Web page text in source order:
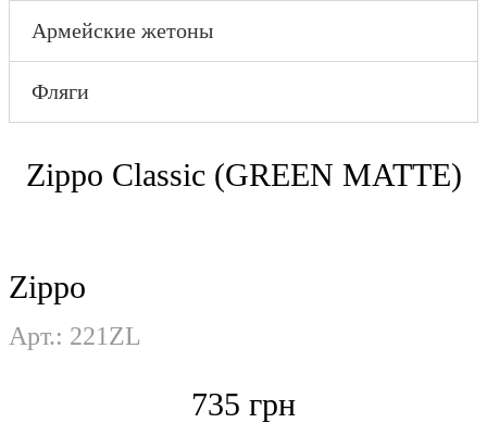
метала
Гравировка на
сувенирах
Армейские жетоны
Фляги
Zippo Classic (GREEN MATTE)
Zippo
Арт.: 221ZL
735 грн